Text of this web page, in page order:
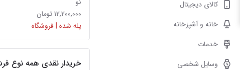
کالای دیجیتال
خانه و آشپزخانه
خدمات
وسایل شخصی
۱۲,۲۰۰,۰۰۰ تومان
پله شده | فروشگاه
خریدار نقدی همه نوع